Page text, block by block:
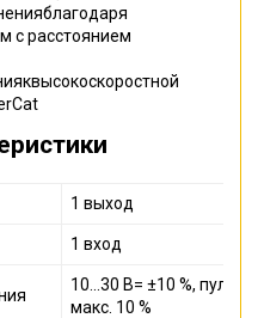
с расстоянием
1 выход
1 вход
10...30 В= ±10 %,
макс. 10 %